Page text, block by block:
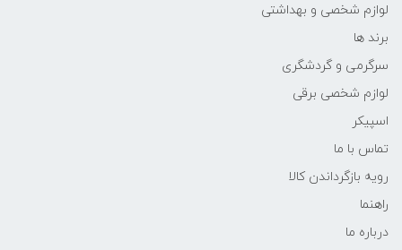
لوازم شخصی و بهداشتی
برند ها
سرگرمی و گردشگری
لوازم شخصی برقی
اسپیکر
تماس با ما
رویه بازگرداندن کالا
راهنما
درباره ما